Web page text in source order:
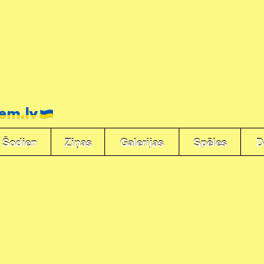
Šodien Ziņas Galerijas Spēles